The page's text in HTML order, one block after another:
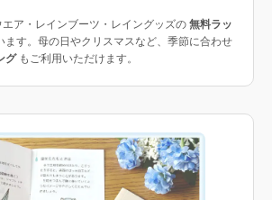
ア・レインブーツ・レイングッズの 無料ラッ
ます。母の日やクリスマスなど、季節に合わせ
グもご利用いただけます。